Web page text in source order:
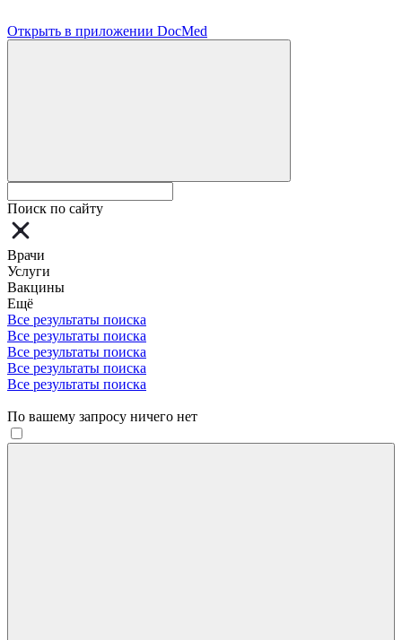
Открыть в приложении DocMed
Поиск по сайту
Врачи
Услуги
Вакцины
Ещё
Все результаты поиска
Все результаты поиска
Все результаты поиска
Все результаты поиска
Все результаты поиска
По вашему запросу ничего нет